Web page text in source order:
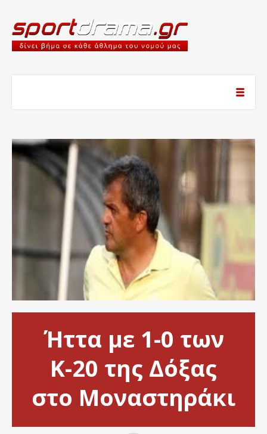
Ήττα με 1-0 των
Κ-20 της Δόξας
στο Μοναστηράκι